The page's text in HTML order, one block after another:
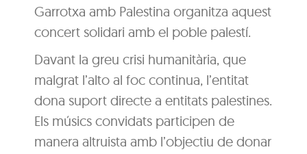
Garrotxa amb Palestina organitza aquest
concert solidari amb el poble palestí.
Davant la greu crisi humanitària, que
malgrat l’alto al foc continua, l’entitat
dona suport directe a entitats palestines.
Els músics convidats participen de
manera altruista amb l’objectiu de donar